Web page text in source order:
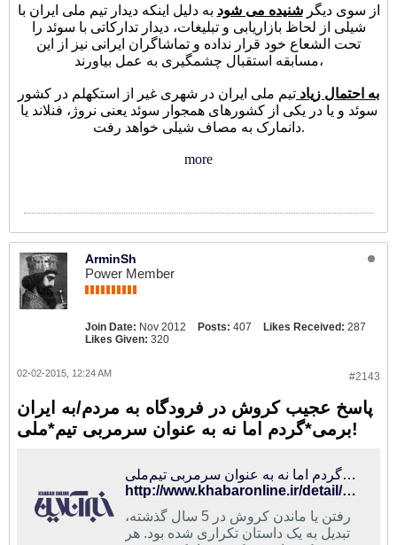
از سوی دیگرشنیده می شود به دلیل اینکه دیدار تیم ملی ایران با
شیلی از لحاظ بازاریابی و تبلیغات، دیدار تدارکاتی با سوئد را
تحت الشعاع خود قرار نداده و تماشاگران ایرانی نیز از این
مسابقه استقبال چشمگیری به عمل بیاورند،
به احتمال زیاد تیم ملی ایران در شهری غیر از استکهلم در کشور
سوئد و یا در یکی از کشورهای همجوار سوئد یعنی نروژ، فنلاند یا
دانمارک به مصاف شیلی خواهد رفت.
more
ArminSh
Power Member
Join Date: Nov 2012 Posts: 407 Likes Received: 287
Likes Given: 320
#2143
02-02-2015, 12:24 AM
پاسخ عجیب کروش در فرودگاه به مردم/به ایران
برمی*گردم اما نه به عنوان سرمربی تیم*ملی!
پاسخ عجیب کروش در فرودگاه به مردم/به ایران برمی‌گردم اما نه به عنوان سرمربی تیم‌ملی!
http://www.khabaronline.ir/detail/398239/sport/iran-soccer
رفتن یا ماندن کروش در 5 سال گذشته،
تبدیل به یک داستان تکراری شده بود. هر